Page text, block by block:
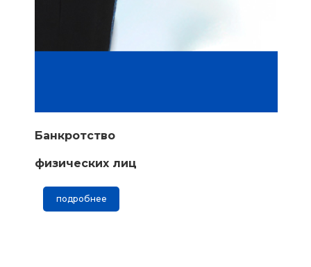
Банкротство
физических лиц
подробнее